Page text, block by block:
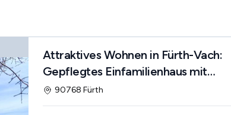
Attraktives Wohnen in Fürth-Vach:
Gepflegtes Einfamilienhaus mit
separater Einliegerwohnung
90768 Fürth